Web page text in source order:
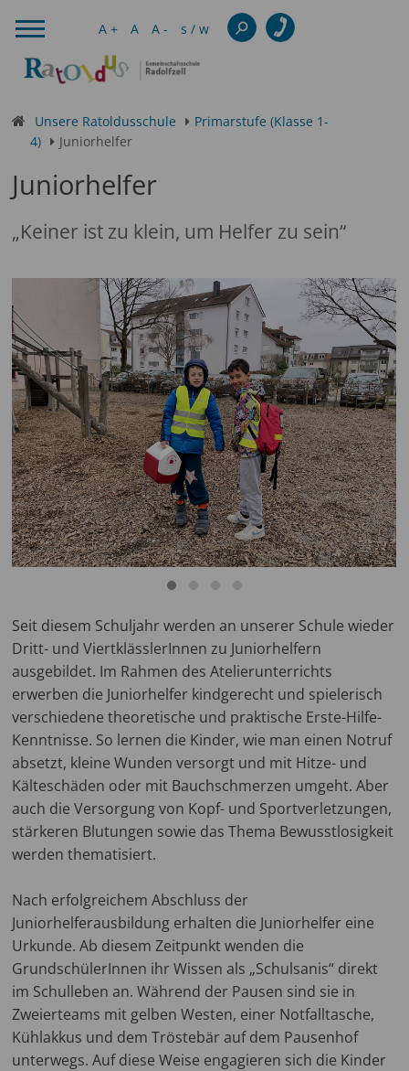
A + A A - s / w
Unsere Ratoldusschule
Primarstufe (Klasse 1-
4)
Juniorhelfer
Juniorhelfer
„Keiner ist zu klein, um Helfer zu sein“
Seit diesem Schuljahr werden an unserer Schule wieder
Dritt- und ViertklässlerInnen zu Juniorhelfern
ausgebildet. Im Rahmen des Atelierunterrichts
erwerben die Juniorhelfer kindgerecht und spielerisch
verschiedene theoretische und praktische Erste-Hilfe-
Kenntnisse. So lernen die Kinder, wie man einen Notruf
absetzt, kleine Wunden versorgt und mit Hitze- und
Kälteschäden oder mit Bauchschmerzen umgeht. Aber
auch die Versorgung von Kopf- und Sportverletzungen,
stärkeren Blutungen sowie das Thema Bewusstlosigkeit
werden thematisiert.
Nach erfolgreichem Abschluss der
Juniorhelferausbildung erhalten die Juniorhelfer eine
Urkunde. Ab diesem Zeitpunkt wenden die
GrundschülerInnen ihr Wissen als „Schulsanis“ direkt
im Schulleben an. Während der Pausen sind sie in
Zweierteams mit gelben Westen, einer Notfalltasche,
Kühlakkus und dem Tröstebär auf dem Pausenhof
unterwegs. Auf diese Weise engagieren sich die Kinder